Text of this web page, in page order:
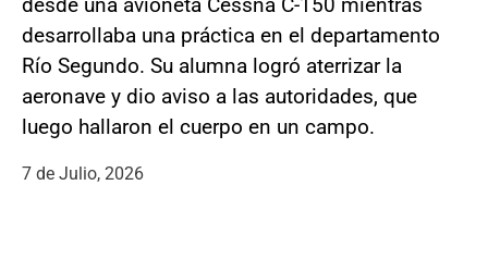
desarrollaba una práctica en el departamento
Río Segundo. Su alumna logró aterrizar la
aeronave y dio aviso a las autoridades, que
luego hallaron el cuerpo en un campo.
7 de Julio, 2026